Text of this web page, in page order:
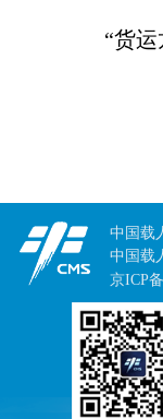
“货
中国载
中国载
京ICP